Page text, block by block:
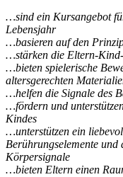
…sind ein Kursangebot
Lebensjahr
…basieren auf den
…stärken die Eltern-
…bieten spielerische
altersgerechten
…helfen die Signale des
…fördern und
Kindes
…unterstützen ein
Berührungselemente und
Körpersignale
…bieten Eltern einen